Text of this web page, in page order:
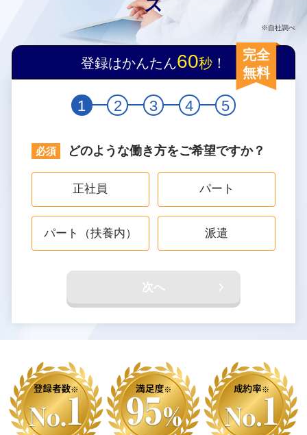
ス
※自社調べ
登録はかんたん60秒 ！
完全
無料
1 2 3 4 5
どのような働き方をご希望ですか？
正社員 パート
パート（扶養内） 派遣
次へ